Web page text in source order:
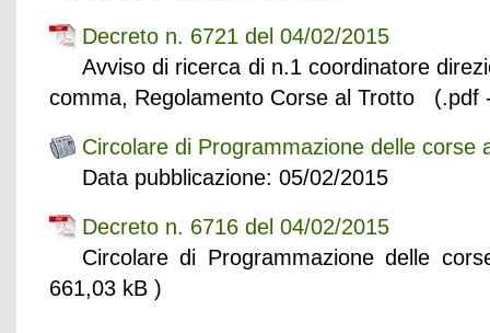
Decreto n. 6721 del 04/02/2015
Avviso di ricerca di n.1 coordinatore
comma, Regolamento Corse al Trotto (.pdf
Circolare di Programmazione delle corse
Data pubblicazione: 05/02/2015
Decreto n. 6716 del 04/02/2015
Circolare di Programmazione delle
661,03 kB )